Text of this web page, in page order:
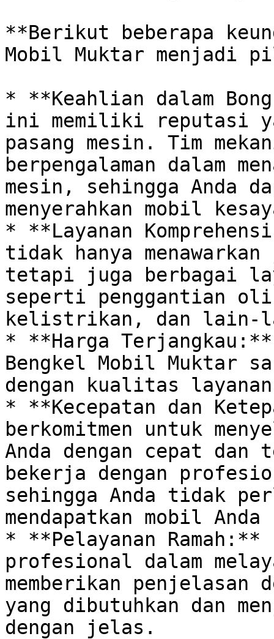
**Berikut beberapa
Mobil Muktar menjadi
* **Keahlian dalam
ini memiliki reputasi
pasang mesin. Tim
berpengalaman dalam
mesin, sehingga Anda
menyerahkan mobil
* **Layanan
tidak hanya
tetapi juga berbagai
seperti penggantian
kelistrikan, dan
* **Harga
Bengkel Mobil Muktar
dengan kualitas
* **Kecepatan dan
berkomitmen untuk
Anda dengan cepat dan
bekerja dengan
sehingga Anda tidak
mendapatkan mobil
* **Pelayanan
profesional dalam
memberikan penjelasan
yang dibutuhkan dan
dengan jelas.